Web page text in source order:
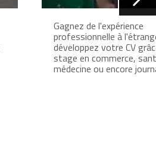
Gagnez de l'expérience
professionnelle à
développez votre CV
stage en commerce,
médecine ou encore